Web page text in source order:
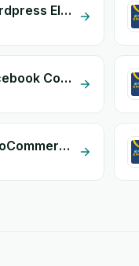
Eagle Expresse + Wordpress Elementor
Eagle Expresse + Facebook Conversion API (CAPI)
Eagle Expresse + WooCommerce